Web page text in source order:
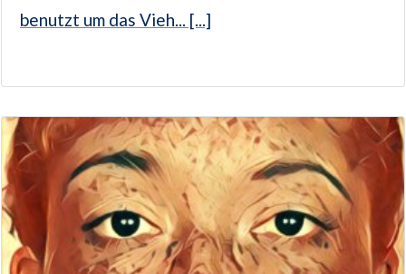
benutzt um das Vieh... [...]